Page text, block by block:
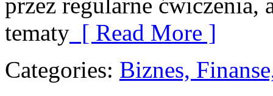
przez regularne ćwiczenia,
tematy [ Read More ]
Categories: Biznes,